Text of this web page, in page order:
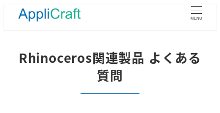
MENU
Rhinoceros関連製品 よくある
質問